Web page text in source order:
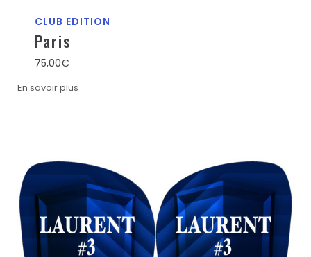
CLUB EDITION
Paris
75,00€
En savoir plus